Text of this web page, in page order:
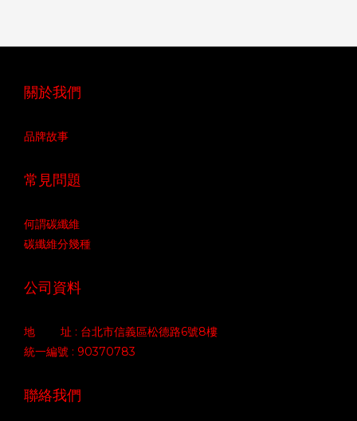
關於我們
品牌故事
常見問題
何謂碳纖維
碳纖維分幾種
公司資料
地 址 : 台北市信義區松德路6號8樓
統一編號 : 90370783
聯絡我們